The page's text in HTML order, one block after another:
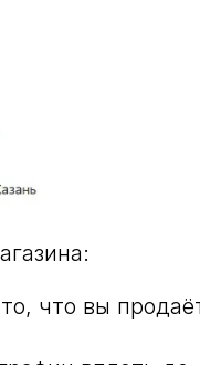
что вы